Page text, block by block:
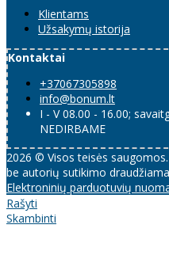
Klientams
Užsakymų istorija
Kontaktai
+37067305898
info@bonum.lt
I - V 08.00 - 16.00;
NEDIRBAME
2026 © Visos teisės
be autorių sutikimo
Elektroninių parduotuvių
Rašyti
Skambinti